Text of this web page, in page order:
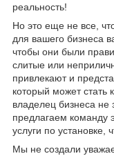
реальность!
Но это еще не все,
для вашего бизнеса
чтобы они были
слитые или
привлекают и
который может стать
владелец бизнеса не
предлагаем команду
услуги по
Мы не создали